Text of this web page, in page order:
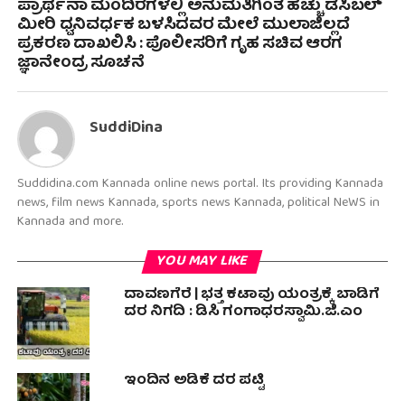
ಪ್ರಾರ್ಥನಾ ಮಂದಿರಗಳಲ್ಲಿ ಅನುಮತಿಗಿಂತ ಹೆಚ್ಚು ಡೆಸಿಬಲ್
ಮೀರಿ ಧ್ವನಿವರ್ಧಕ ಬಳಸಿದವರ ಮೇಲೆ ಮುಲಾಜಿಲ್ಲದೆ
ಪ್ರಕರಣ ದಾಖಲಿಸಿ : ಪೊಲೀಸರಿಗೆ ಗೃಹ ಸಚಿವ ಆರಗ
ಜ್ಞಾನೇಂದ್ರ ಸೂಚನೆ
SuddiDina
Suddidina.com Kannada online news portal. Its providing Kannada
news, film news Kannada, sports news Kannada, political NeWS in
Kannada and more.
YOU MAY LIKE
ದಾವಣಗೆರೆ | ಭತ್ತ ಕಟಾವು ಯಂತ್ರಕ್ಕೆ ಬಾಡಿಗೆ
ದರ ನಿಗದಿ : ಡಿಸಿ ಗಂಗಾಧರಸ್ವಾಮಿ.ಜಿ.ಎಂ
ಇಂದಿನ ಅಡಿಕೆ ದರ ಪಟ್ಟಿ